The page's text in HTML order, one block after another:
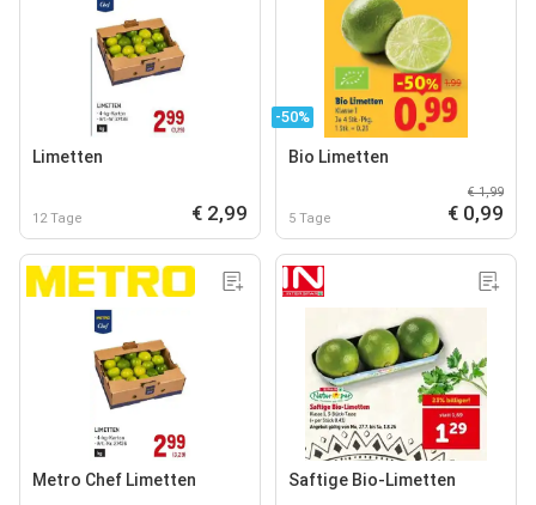
Limetten
12 Tage € 2,99
-50%
Bio Limetten
5 Tage
€ 1,99
€ 0,99
Metro Chef Limetten Saftige Bio-Limetten